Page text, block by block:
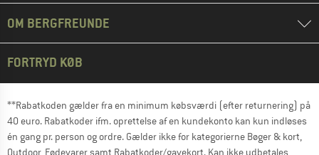
OM BERGFREUNDE
FORTRYD KØB
**Rabatkoden gælder fra en minimum købsværdi (efter returnering) på
40 euro. Rabatkoder ifm. oprettelse af en kundekonto kan kun indløses
én gang pr. person og ordre. Gælder ikke for kategorierne Bøger & kort,
Outdoor, Fødevarer samt Rabatkoder/gavekort. Kan ikke udbetales